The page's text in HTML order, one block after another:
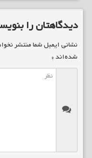
دیدگاهتان را
نشانی ایمیل شما منتشر
شده‌اند*